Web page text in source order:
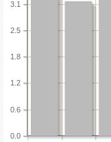
0.0
0.6
1.2
1.8
2.5
3.1